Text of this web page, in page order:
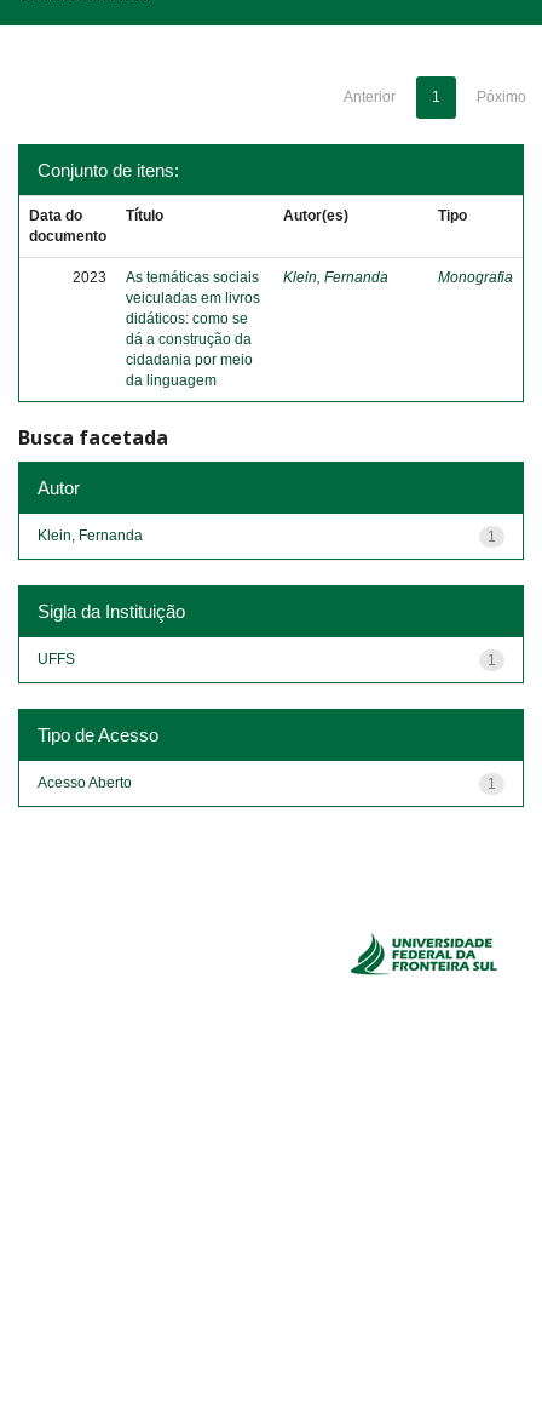
Anterior 1 Póximo
Conjunto de itens:
Data do
documento
Título Autor(es) Tipo
2023
As temáticas sociais
veiculadas em livros
didáticos: como se
dá a construção da
cidadania por meio
da linguagem
Klein, Fernanda Monografia
Busca facetada
Autor
1
Klein, Fernanda
Sigla da Instituição
1
UFFS
Tipo de Acesso
1
Acesso Aberto